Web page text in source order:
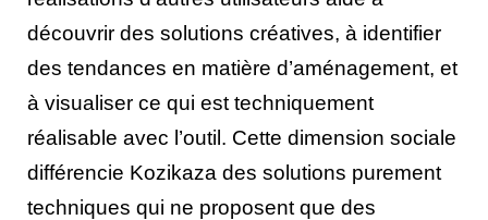
découvrir des solutions créatives, à identifier
des tendances en matière d’aménagement, et
à visualiser ce qui est techniquement
réalisable avec l’outil. Cette dimension sociale
différencie Kozikaza des solutions purement
techniques qui ne proposent que des